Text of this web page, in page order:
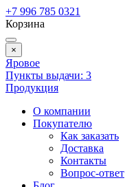
+7 996 785 0321
Корзина
×
Яровое
Пункты выдачи: 3
Продукция
О компании
Покупателю
Как заказать
Доставка
Контакты
Вопрос-ответ